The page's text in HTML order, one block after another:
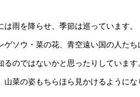
は雨を降らせ、季節は巡っています。
ゲソウ・菜の花、青空遠い国の人た
るのではないかと思ったりしています
山菜の姿もちらほら見かけるように